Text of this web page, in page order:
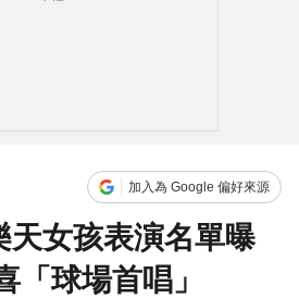
加入為 Google 偏好來源
天女孩表演名單曝
「球場首唱」